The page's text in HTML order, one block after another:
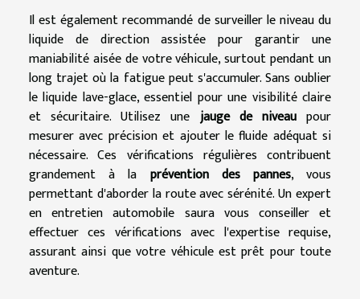
Il est également recommandé de surveiller le niveau du
liquide de direction assistée pour garantir une
maniabilité aisée de votre véhicule, surtout pendant un
long trajet où la fatigue peut s'accumuler. Sans oublier
le liquide lave-glace, essentiel pour une visibilité claire
et sécuritaire. Utilisez unejauge de niveaupour
mesurer avec précision et ajouter le fluide adéquat si
nécessaire. Ces vérifications régulières contribuent
grandement à la prévention des pannes, vous
permettant d'aborder la route avec sérénité. Un expert
en entretien automobile saura vous conseiller et
effectuer ces vérifications avec l'expertise requise,
assurant ainsi que votre véhicule est prêt pour toute
aventure.